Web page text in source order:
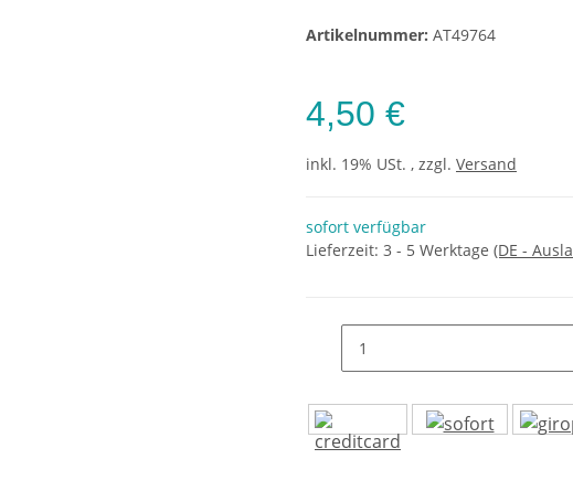
Artikelnummer: AT49764
4,50 €
inkl. 19% USt. , zzgl. Versand
sofort verfügbar
Lieferzeit: 3 - 5 Werktage (DE -